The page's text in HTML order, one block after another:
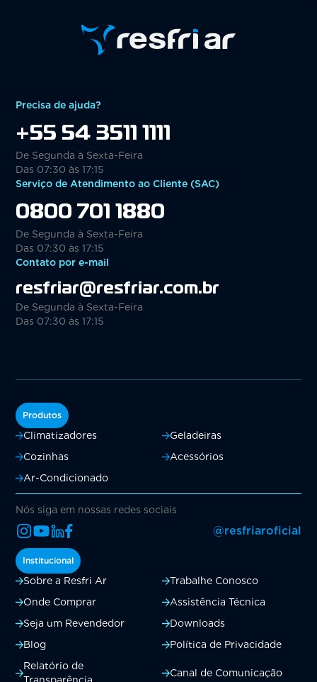
Precisa de ajuda?
+55 54 3511 1111
De Segunda à Sexta-Feira
Das 07:30 às 17:15
Serviço de Atendimento ao Cliente (SAC)
0800 701 1880
De Segunda à Sexta-Feira
Das 07:30 às 17:15
Contato por e-mail
resfriar@resfriar.com.br
De Segunda à Sexta-Feira
Das 07:30 às 17:15
Produtos
Climatizadores
Geladeiras
Cozinhas
Acessórios
Ar-Condicionado
Nós siga em nossas redes sociais
@resfriaroficial
Institucional
Sobre a Resfri Ar
Trabalhe Conosco
Onde Comprar
Assistência Técnica
Seja um Revendedor
Downloads
Blog
Política de Privacidade
Relatório de
Canal de Comunicação